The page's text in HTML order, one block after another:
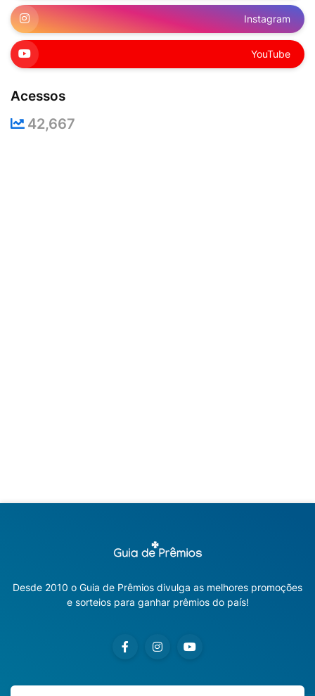
Instagram
YouTube
Acessos
42,667
Desde 2010 o Guia de Prêmios divulga as melhores promoções
e sorteios para ganhar prêmios do país!